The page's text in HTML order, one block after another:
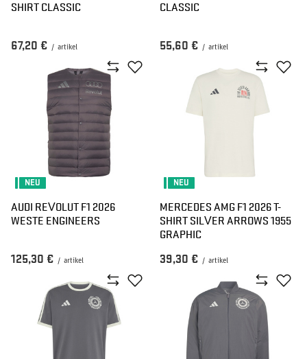
SHIRT CLASSIC
67,20 € / artikel
CLASSIC
55,60 € / artikel
NEU
AUDI REVOLUT F1 2026
WESTE ENGINEERS
125,30 € / artikel
NEU
MERCEDES AMG F1 2026 T-
SHIRT SILVER ARROWS 1955
GRAPHIC
39,30 € / artikel